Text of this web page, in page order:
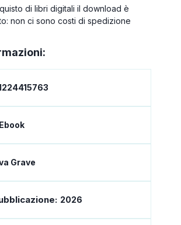
di libri digitali il download è
non ci sono costi di spedizione
Ebook
Grave
2026